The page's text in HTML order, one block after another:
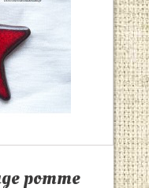
pomme